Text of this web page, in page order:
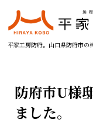
平家工房防府。山口県防府市の
防府市U様
ました。